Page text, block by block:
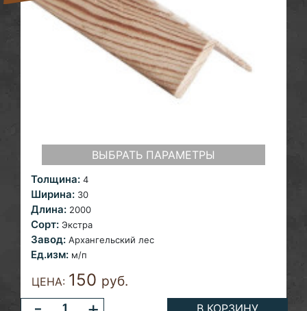
ВЫБРАТЬ ПАРАМЕТРЫ
Толщина: 4
Ширина: 30
Длина: 2000
Сорт: Экстра
Завод: Архангельский лес
Ед.изм: м/п
ЦЕНА: 150 руб.
В КОРЗИНУ